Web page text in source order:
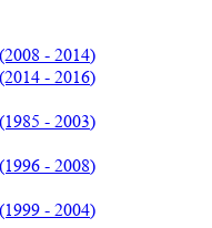
- 2014)
- 2016)
- 2003)
- 2008)
- 2004)